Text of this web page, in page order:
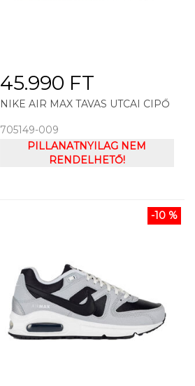
45.990 FT
NIKE AIR MAX TAVAS UTCAI CIPŐ
705149-009
PILLANATNYILAG NEM
RENDELHETŐ!
-10 %